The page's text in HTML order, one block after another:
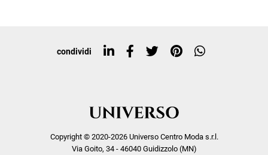
Top ricerche
condividi
Copyright © 2020-2026 Universo Centro Moda s.r.l.
Via Goito, 34 - 46040 Guidizzolo (MN)